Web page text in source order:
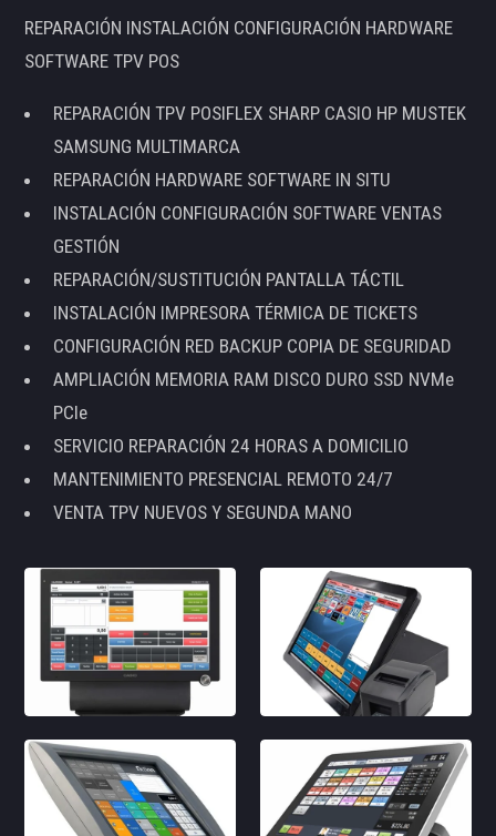
REPARACIÓN INSTALACIÓN CONFIGURACIÓN HARDWARE
SOFTWARE TPV POS
REPARACIÓN TPV POSIFLEX SHARP CASIO HP MUSTEK
SAMSUNG MULTIMARCA
REPARACIÓN HARDWARE SOFTWARE IN SITU
INSTALACIÓN CONFIGURACIÓN SOFTWARE VENTAS
GESTIÓN
REPARACIÓN/SUSTITUCIÓN PANTALLA TÁCTIL
INSTALACIÓN IMPRESORA TÉRMICA DE TICKETS
CONFIGURACIÓN RED BACKUP COPIA DE SEGURIDAD
AMPLIACIÓN MEMORIA RAM DISCO DURO SSD NVMe
PCIe
SERVICIO REPARACIÓN 24 HORAS A DOMICILIO
MANTENIMIENTO PRESENCIAL REMOTO 24/7
VENTA TPV NUEVOS Y SEGUNDA MANO